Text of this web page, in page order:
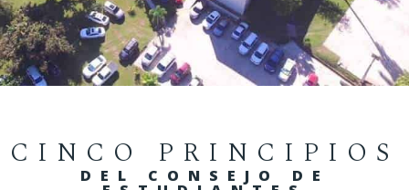
CINCO PRINCIPIOS
DEL CONSEJO DE